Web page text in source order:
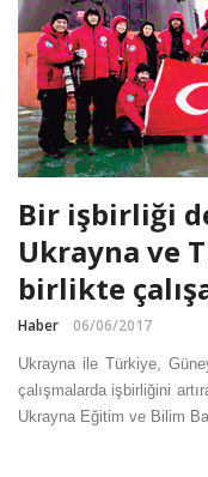
Bir işbirliği
Ukrayna ve
birlikte
Haber 06/06/2017
Ukrayna ile Türkiye,
çalışmalarda işbirliğini
Ukrayna Eğitim ve Bilim